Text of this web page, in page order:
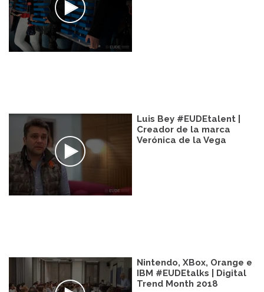
Luis Bey #EUDEtalent |
Creador de la marca
Verónica de la Vega
Nintendo, XBox, Orange e
IBM #EUDEtalks | Digital
Trend Month 2018